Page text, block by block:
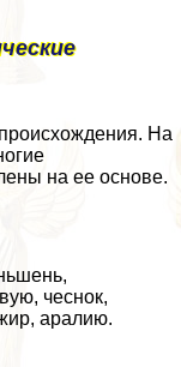
На
на ее основе.
чеснок,
аралию.